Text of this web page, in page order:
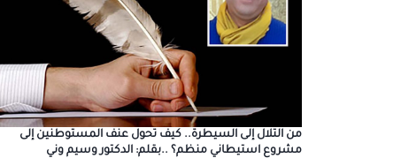
من التلال إلى السيطرة.. كيف تحول عنف المستوطنين إلى
مشروع استيطاني منظم؟ ..بقلم: الدكتور وسيم وني